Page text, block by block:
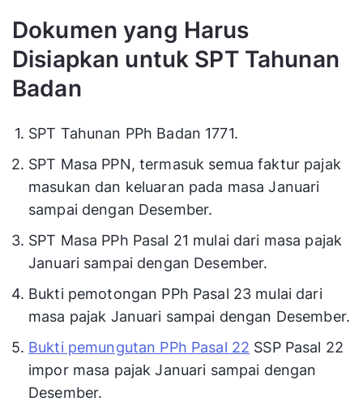
Dokumen yang Harus
Disiapkan untuk SPT Tahunan
Badan
SPT Tahunan PPh Badan 1771.
SPT Masa PPN, termasuk semua faktur pajak
masukan dan keluaran pada masa Januari
sampai dengan Desember.
SPT Masa PPh Pasal 21 mulai dari masa pajak
Januari sampai dengan Desember.
Bukti pemotongan PPh Pasal 23 mulai dari
masa pajak Januari sampai dengan Desember.
Bukti pemungutan PPh Pasal 22 SSP Pasal 22
impor masa pajak Januari sampai dengan
Desember.